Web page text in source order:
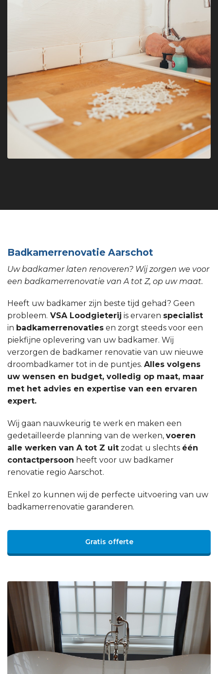
Badkamerrenovatie Aarschot
Uw badkamer laten renoveren? Wij zorgen we voor
een badkamerrenovatie van A tot Z, op uw maat.
Heeft uw badkamer zijn beste tijd gehad? Geen
probleem. VSA Loodgieterij is ervaren specialist
in badkamerrenovaties en zorgt steeds voor een
piekfijne oplevering van uw badkamer. Wij
verzorgen de badkamer renovatie van uw nieuwe
droombadkamer tot in de puntjes. Alles volgens
uw wensen en budget, volledig op maat, maar
met het advies en expertise van een ervaren
expert.
Wij gaan nauwkeurig te werk en maken een
gedetailleerde planning van de werken, voeren
alle werken van A tot Z uit zodat u slechts één
contactpersoon heeft voor uw badkamer
renovatie regio Aarschot.
Enkel zo kunnen wij de perfecte uitvoering van uw
badkamerrenovatie garanderen.
Gratis offerte